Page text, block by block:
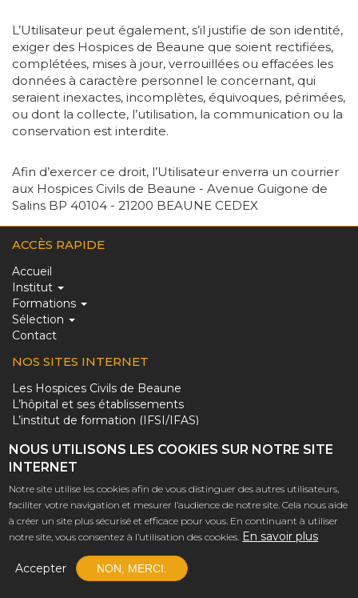
L’Utilisateur peut également, s’il justifie de son identité,
exiger des Hospices de Beaune que soient rectifiées,
complétées, mises à jour, verrouillées ou effacées les
données à caractère personnel le concernant, qui
seraient inexactes, incomplètes, équivoques, périmées,
ou dont la collecte, l’utilisation, la communication ou la
conservation est interdite.
Afin d’exercer ce droit, l’Utilisateur enverra un courrier
aux Hospices Civils de Beaune - Avenue Guigone de
Salins BP 40104 - 21200 BEAUNE CEDEX
ACCÈS RAPIDE
MAIN
NAVIGATION
Accueil
Institut
Formations
Sélection
Contact
NOS SITES INTERNET
PIED
DE
(LIEN
DES
SITES)
Les Hospices Civils de Beaune
L’hôpital et ses établissements
L’institut de formation (IFSI/IFAS)
Le domaine des Hospices de Beaune
Le domaine des Hospices de Nuits
NOUS CONTACTER
Adresse
postale
IFSI Beaune
Avenue Guigone de Salins
BP 40104 – 21203 BEAUNE Cédex
Numéro
03 80 24 44 49
NOUS UTILISONS LES COOKIES SUR NOTRE SITE
INTERNET
Notre site utilise les cookies afin de vous distinguer des autres utilisateurs,
faciliter votre navigation et mesurer l’audience de notre site. Cela nous aide
à créer un site plus sécurisé et efficace pour vous. En continuant à utiliser
notre site, vous consentez à l’utilisation des cookies. En savoir plus
Accepter NON, MERCI.